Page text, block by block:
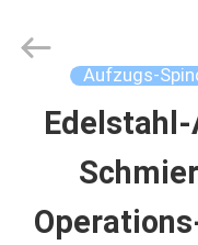
HAUS
PRODUKTE
SUNNY
Aufzugs-